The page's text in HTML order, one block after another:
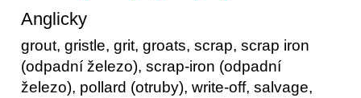
Anglicky
grout, gristle, grit, groats, scrap, scrap iron
(odpadní železo), scrap-iron (odpadní
železo), pollard (otruby), write-off, salvage,